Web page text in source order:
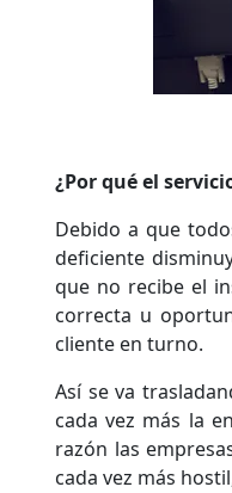
¿Por qué el
Debido a que
deficiente
que no recibe el
correcta u
cliente en turno.
Así se va
cada vez más la
razón las
cada vez más